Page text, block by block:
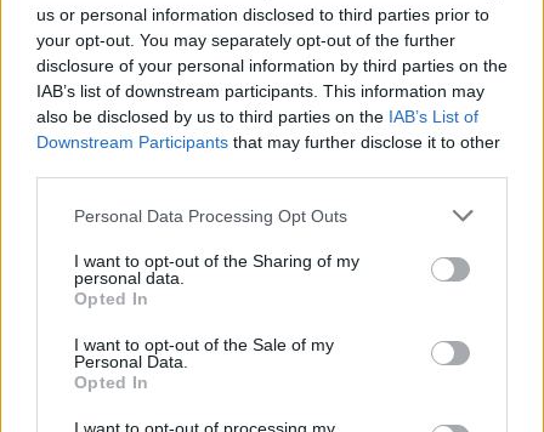
us or personal information disclosed to third parties prior to
your opt-out. You may separately opt-out of the further
disclosure of your personal information by third parties on the
IAB’s list of downstream participants. This information may
also be disclosed by us to third parties on the IAB’s List of
Downstream Participants that may further disclose it to other
Personal Data Processing Opt Outs
I want to opt-out of the Sharing of my
personal data.
Opted In
I want to opt-out of the Sale of my
Personal Data.
Opted In
Choklad- och hasselnöts­
kräm